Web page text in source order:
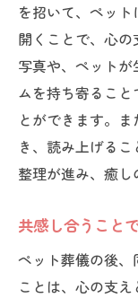
を招いて、ペッ
開くことで、心
写真や、ペット
ムを持ち寄るこ
とができます。
き、読み上げる
整理が進み、癒し
共感し合うこと
ペット葬儀の後
ことは、心の支